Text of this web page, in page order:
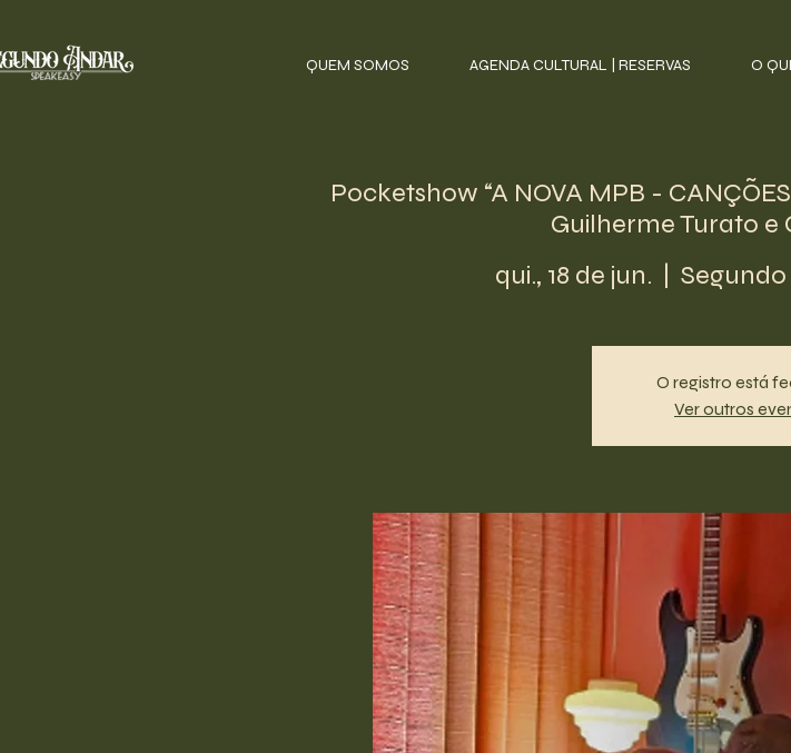
QUEM SOMOS AGENDA CULTURAL | RESERVAS O
Pocketshow “A NOVA MPB -
Guilherme Turato e
qui., 18 de jun.
  |
O registro está
Ver outros